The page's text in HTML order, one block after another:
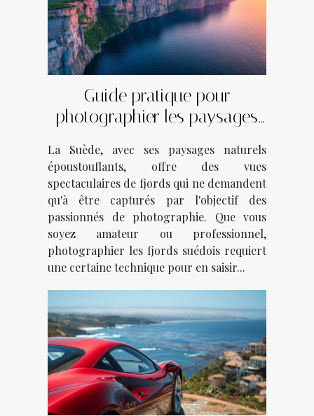
Guide pratique pour
photographier les paysages
La Suède, avec ses paysages naturels
époustouflants, offre des vues
spectaculaires de fjords qui ne demandent
qu'à être capturés par l'objectif des
passionnés de photographie. Que vous
soyez amateur ou professionnel,
photographier les fjords suédois requiert
une certaine technique pour en saisir...